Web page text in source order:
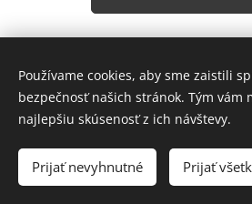
Používame cookies, aby sme zaistili
bezpečnosť našich stránok. Tým vám
najlepšiu skúsenosť z ich návštevy.
Prijať nevyhnutné Prijať